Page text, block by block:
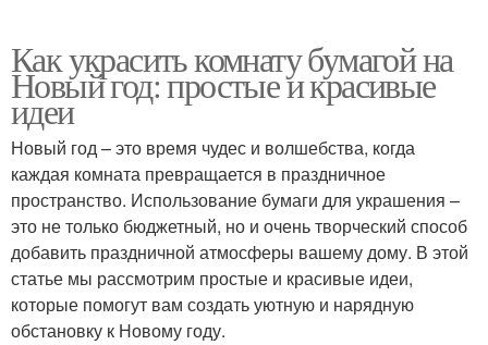
Как украсить комнату бумагой на
Новый год: простые и красивые
идеи
Новый год – это время чудес и волшебства, когда
каждая комната превращается в праздничное
пространство. Использование бумаги для украшения –
это не только бюджетный, но и очень творческий способ
добавить праздничной атмосферы вашему дому. В этой
статье мы рассмотрим простые и красивые идеи,
которые помогут вам создать уютную и нарядную
обстановку к Новому году.